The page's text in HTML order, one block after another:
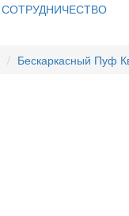
СОТРУДНИЧЕСТВО
Бескаркасный Пуф